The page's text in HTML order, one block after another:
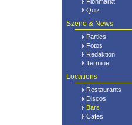
Quiz
Szene & News
Parties
Fotos
Redaktion
Termine
Locations
Restaurants
Discos
Bars
Cafes